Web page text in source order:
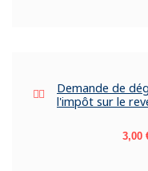
Demande de
l'impôt sur le
Prix
3,00